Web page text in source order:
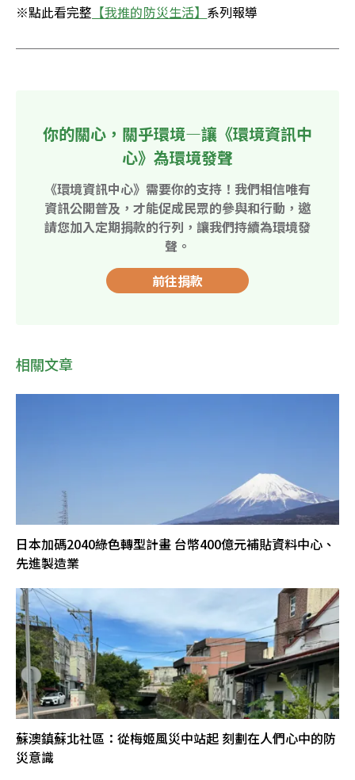
※點此看完整 【我推的防災生活】 系列報導
你的關心，關乎環境—讓《環境資訊中
心》為環境發聲
《環境資訊中心》需要你的支持！我們相信唯有
資訊公開普及，才能促成民眾的參與和行動，邀
請您加入定期捐款的行列，讓我們持續為環境發
聲。
前往捐款
相關文章
日本加碼2040綠色轉型計畫 台幣400億元補貼資料中心、
先進製造業
蘇澳鎮蘇北社區：從梅姬風災中站起 刻劃在人們心中的防
災意識